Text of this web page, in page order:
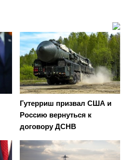
Гутерриш призвал США и
Россию вернуться к
договору ДСНВ